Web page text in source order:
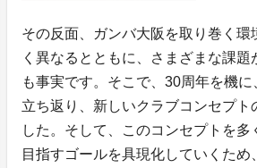
その反面、ガンバ大阪を取り巻く環
く異なるとともに、さまざまな課題
も事実です。そこで、30周年を機
立ち返り、新しいクラブコンセプト
した。そして、このコンセプトを多
目指すゴールを具現化していくた